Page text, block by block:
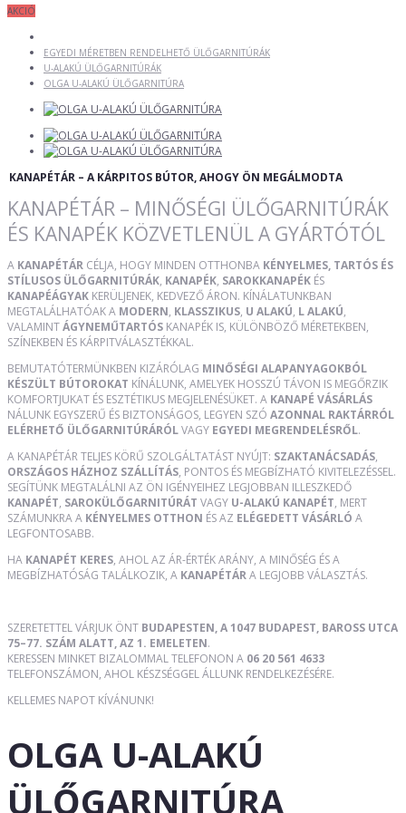
AKCIÓ
EGYEDI MÉRETBEN RENDELHETŐ ÜLŐGARNITÚRÁK
U-ALAKÚ ÜLŐGARNITÚRÁK
OLGA U-ALAKÚ ÜLŐGARNITÚRA
KANAPÉTÁR – A KÁRPITOS BÚTOR, AHOGY ÖN MEGÁLMODTA
KANAPÉTÁR – MINŐSÉGI ÜLŐGARNITÚRÁK
ÉS KANAPÉK KÖZVETLENÜL A GYÁRTÓTÓL
A KANAPÉTÁR CÉLJA, HOGY MINDEN OTTHONBA KÉNYELMES, TARTÓS ÉS
STÍLUSOS ÜLŐGARNITÚRÁK, KANAPÉK, SAROKKANAPÉK ÉS
KANAPÉÁGYAK KERÜLJENEK, KEDVEZŐ ÁRON. KÍNÁLATUNKBAN
MEGTALÁLHATÓAK A MODERN, KLASSZIKUS, U ALAKÚ, L ALAKÚ,
VALAMINTÁGYNEMŰTARTÓS KANAPÉK IS, KÜLÖNBÖZŐ MÉRETEKBEN,
SZÍNEKBEN ÉS KÁRPITVÁLASZTÉKKAL.
BEMUTATÓTERMÜNKBEN KIZÁRÓLAG MINŐSÉGI ALAPANYAGOKBÓL
KÉSZÜLT BÚTOROKAT KÍNÁLUNK, AMELYEK HOSSZÚ TÁVON IS MEGŐRZIK
KOMFORTJUKAT ÉS ESZTÉTIKUS MEGJELENÉSÜKET. A KANAPÉ VÁSÁRLÁS
NÁLUNK EGYSZERŰ ÉS BIZTONSÁGOS, LEGYEN SZÓ AZONNAL RAKTÁRRÓL
ELÉRHETŐ ÜLŐGARNITÚRÁRÓLVAGY EGYEDI MEGRENDELÉSRŐL.
A KANAPÉTÁR TELJES KÖRŰ SZOLGÁLTATÁST NYÚJT: SZAKTANÁCSADÁS,
ORSZÁGOS HÁZHOZ SZÁLLÍTÁS, PONTOS ÉS MEGBÍZHATÓ KIVITELEZÉSSEL.
SEGÍTÜNK MEGTALÁLNI AZ ÖN IGÉNYEIHEZ LEGJOBBAN ILLESZKEDŐ
KANAPÉT, SAROKÜLŐGARNITÚRÁT VAGY U-ALAKÚ KANAPÉT, MERT
SZÁMUNKRA A KÉNYELMES OTTHON ÉS AZ ELÉGEDETT VÁSÁRLÓ A
LEGFONTOSABB.
HA KANAPÉT KERES, AHOL AZ ÁR-ÉRTÉK ARÁNY, A MINŐSÉG ÉS A
MEGBÍZHATÓSÁG TALÁLKOZIK, A KANAPÉTÁRA LEGJOBB VÁLASZTÁS.
SZERETETTEL VÁRJUK ÖNT BUDAPESTEN, A 1047 BUDAPEST, BAROSS UTCA
75–77. SZÁM ALATT, AZ 1. EMELETEN.
KERESSEN MINKET BIZALOMMAL TELEFONON A 06 20 561 4633
TELEFONSZÁMON, AHOL KÉSZSÉGGEL ÁLLUNK RENDELKEZÉSÉRE.
KELLEMES NAPOT KÍVÁNUNK!
OLGA U-ALAKÚ
ÜLŐGARNITÚRA